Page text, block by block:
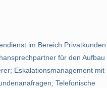
im Bereich Privatkunden
für den Aufbau
Eskalationsmanagement mit
Telefonische